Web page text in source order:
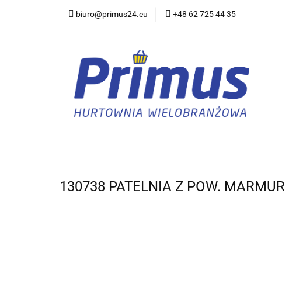
biuro@primus24.eu +48 62 725 44 35
Artykuły Szkolno-Biurowe
130738 PATELNIA Z POW.